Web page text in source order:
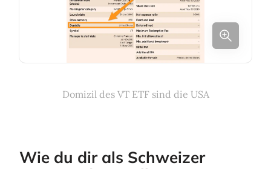
Domizil des VT ETF sind die USA
Wie du dir als Schweizer